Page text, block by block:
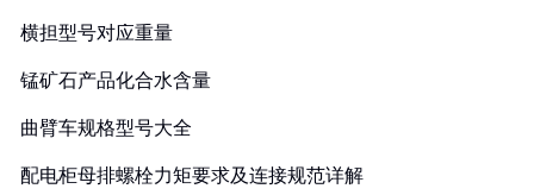
横担型号对应重量
锰矿石产品化合水含量
曲臂车规格型号大全
配电柜母排螺栓力矩要求及连接规范详解